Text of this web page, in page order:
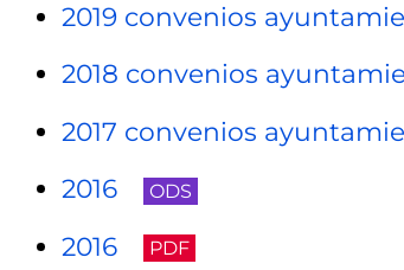
2019 convenios
2018 convenios
2017 convenios
2016 ODS
2016 PDF